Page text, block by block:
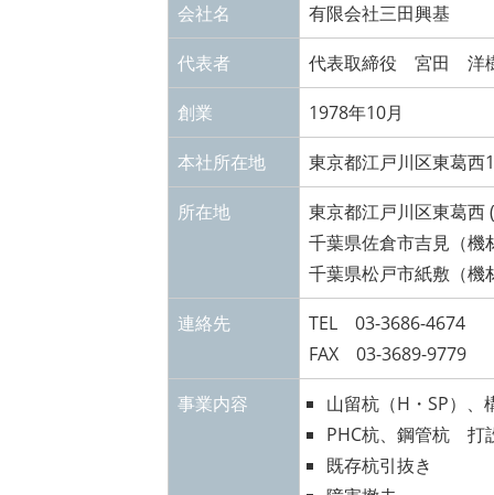
会社名 有限会社三田興基
代表者 代表取締役 宮田 洋
創業 1978年10月
本社所在地 東京都江戸川区東葛西
所在地
東京都江戸川区東葛西
千葉県佐倉市吉見（機
千葉県松戸市紙敷（機
連絡先
TEL 03-3686-4674
FAX 03-3689-9779
事業内容
山留杭（H・SP）
PHC杭、鋼管杭 打
既存杭引抜き